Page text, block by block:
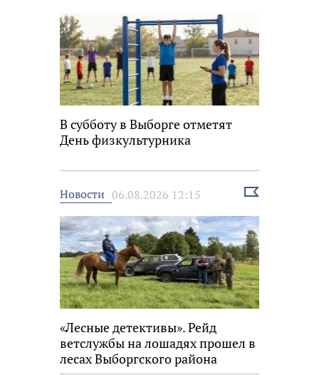
В субботу в Выборге отметят
День физкультурника
Новости 06.08.2026 12:15
Выбрать
«Лесные детективы». Рейд
ветслужбы на лошадях прошел в
лесах Выборгского района